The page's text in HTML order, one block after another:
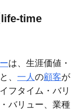
time
は、生涯価値・
、 一人 の顧客が
フタイム・バリ
バリュー、業種